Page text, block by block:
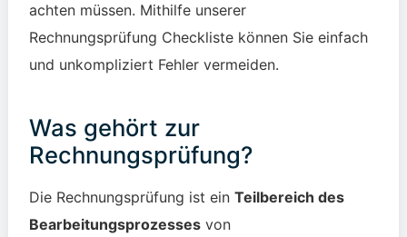
achten müssen. Mithilfe unserer
Rechnungsprüfung Checkliste können Sie einfach
und unkompliziert Fehler vermeiden.
Was gehört zur
Rechnungsprüfung?
Die Rechnungsprüfung ist ein Teilbereich des
Bearbeitungsprozessesvon